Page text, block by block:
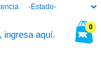
0
ingresa aquí.